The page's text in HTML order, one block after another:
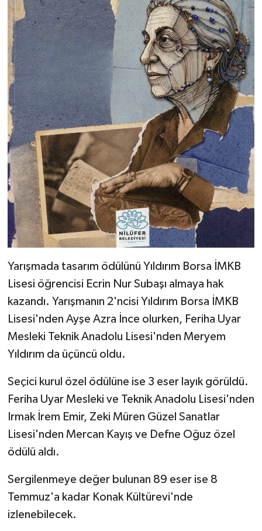
Yarışmada tasarım ödülünü Yıldırım Borsa İMKB
Lisesi öğrencisi Ecrin Nur Subaşı almaya hak
kazandı. Yarışmanın 2'ncisi Yıldırım Borsa İMKB
Lisesi'nden Ayşe Azra İnce olurken, Feriha Uyar
Mesleki Teknik Anadolu Lisesi'nden Meryem
Yıldırım da üçüncü oldu.
Seçici kurul özel ödülüne ise 3 eser layık görüldü.
Feriha Uyar Mesleki ve Teknik Anadolu Lisesi'nden
Irmak İrem Emir, Zeki Müren Güzel Sanatlar
Lisesi'nden Mercan Kayış ve Defne Oğuz özel
ödülü aldı.
Sergilenmeye değer bulunan 89 eser ise 8
Temmuz'a kadar Konak Kültürevi'nde
izlenebilecek.